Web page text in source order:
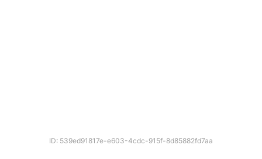
ID: 539ed91817e-e603-4cdc-915f-8d85882fd7aa